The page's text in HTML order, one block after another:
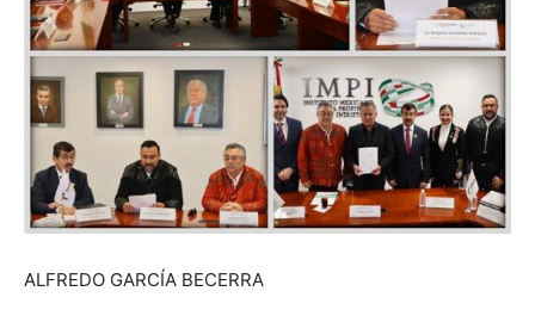
ALFREDO GARCÍA BECERRA